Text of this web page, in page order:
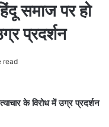
समाज पर हो
प्रदर्शन
read
के विरोध में उग्र प्रदर्शन